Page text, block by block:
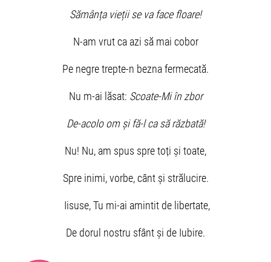
Sămânța vieții se va face floare!
N-am vrut ca azi să mai cobor
Pe negre trepte-n bezna fermecată.
Nu m-ai lăsat: Scoate-Mi în zbor
De-acolo om și fă-l ca să răzbată!
Nu! Nu, am spus spre toți și toate,
Spre inimi, vorbe, cânt și strălucire.
Iisuse, Tu mi-ai amintit de libertate,
De dorul nostru sfânt și de Iubire.